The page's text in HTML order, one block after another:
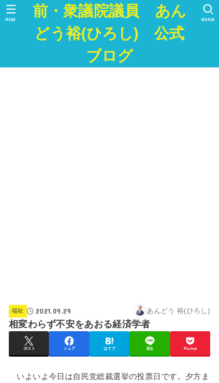
前・衆議院議員 あん
どう裕(ひろし) 公式
ブログ
SEARCH
MENU
福祉 2021.09.29 あんどう 裕(ひろし)
相変わらず不安をあおる経済学者
ポスト シェア はてブ 送る Pocket
いよいよ今日は自民党総裁選挙の投票日です。夕方ま